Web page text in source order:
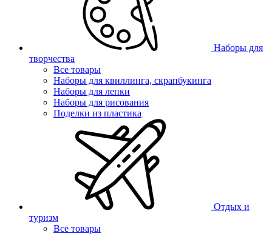
Наборы для
творчества
Все товары
Наборы для квиллинга, скрапбукинга
Наборы для лепки
Наборы для рисования
Поделки из пластика
Отдых и
туризм
Все товары